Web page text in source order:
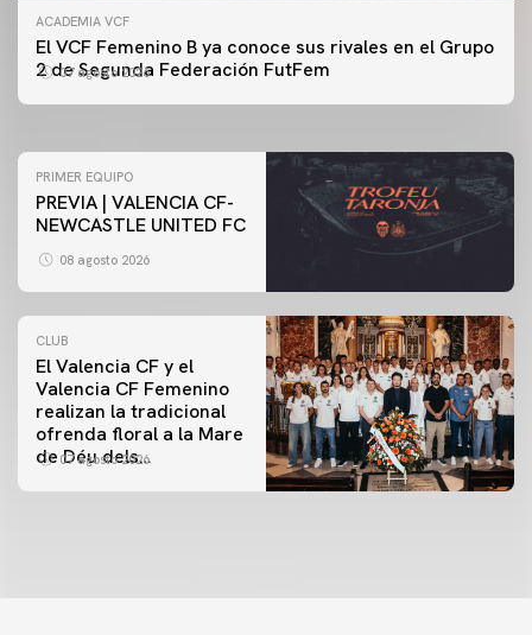
ACADEMIA VCF
El VCF Femenino B ya conoce sus rivales en el Grupo
2 de Segunda Federación FutFem
07 agosto 2026
PRIMER EQUIPO
ENTRENAMIENTO DEL VALENCIA CF 7/8/2026
PRIMER EQUIPO
PREVIA | VALENCIA CF-
NEWCASTLE UNITED FC
08 agosto 2026
CLUB
El Valencia CF y el
Valencia CF Femenino
realizan la tradicional
ofrenda floral a la Mare
de Déu dels
07 agosto 2026